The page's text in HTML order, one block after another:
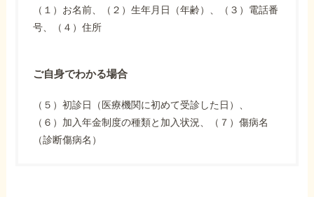
（１）お名前、（２）生年月日（年齢）、（３）電話番
号、（４）住所
ご自身でわかる場合
（５）初診日（医療機関に初めて受診した日）、
（６）加入年金制度の種類と加入状況、（７）傷病名
（診断傷病名）